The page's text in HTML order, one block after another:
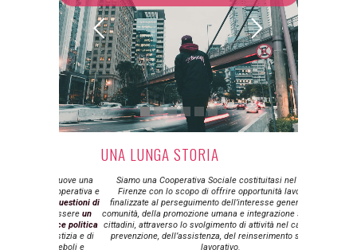
UNA LUNGA STORIA
Siamo una Cooperativa Sociale costituitasi nel 1985 a
Firenze con lo scopo di offrire opportunità lavorative,
finalizzate al perseguimento dell’interesse generale della
comunità, della promozione umana e integrazione sociale dei
cittadini, attraverso lo svolgimento di attività nel campo della
prevenzione, dell’assistenza, del reinserimento sociale e